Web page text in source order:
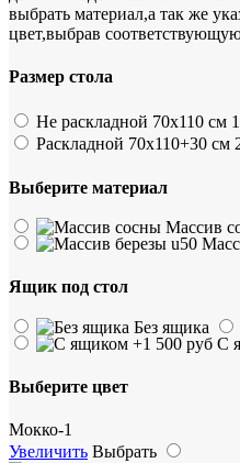
выбрать материал,а так же
цвет,выбрав
Размер стола
Не раскладной 70х110 см
Раскладной 70х110+30 см
Выберите материал
Массив
Ящик под стол
Без ящика
С
Выберите цвет
Мокко-1
Увеличить Выбрать